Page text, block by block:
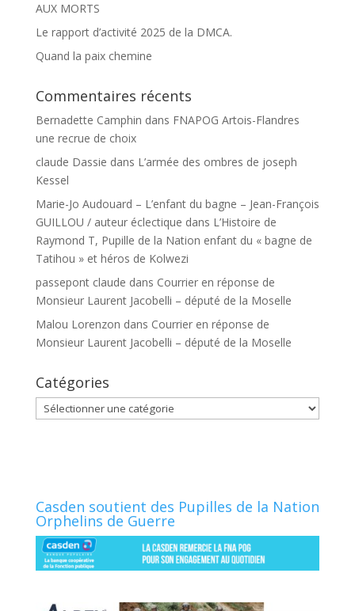
AUX MORTS
Le rapport d’activité 2025 de la DMCA.
Quand la paix chemine
Commentaires récents
Bernadette Camphin dans FNAPOG Artois-Flandres
une recrue de choix
claude Dassie dans L’armée des ombres de joseph
Kessel
Marie-Jo Audouard – L’enfant du bagne – Jean-François
GUILLOU / auteur éclectique dans L’Histoire de
Raymond T, Pupille de la Nation enfant du « bagne de
Tatihou » et héros de Kolwezi
passepont claude dans Courrier en réponse de
Monsieur Laurent Jacobelli – député de la Moselle
Malou Lorenzon dans Courrier en réponse de
Monsieur Laurent Jacobelli – député de la Moselle
Catégories
Catégories
Casden soutient des Pupilles de la Nation
Orphelins de Guerre